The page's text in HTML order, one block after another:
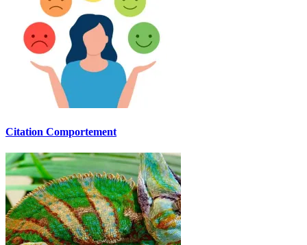
Citation Comportement